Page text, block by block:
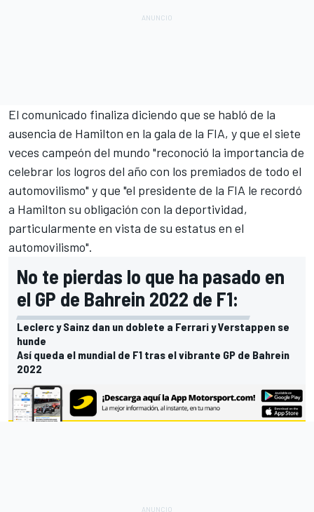
El comunicado finaliza diciendo que se habló de la
ausencia de Hamilton en la gala de la FIA, y que el siete
veces campeón del mundo "reconoció la importancia de
celebrar los logros del año con los premiados de todo el
automovilismo" y que "el presidente de la FIA le recordó
a Hamilton su obligación con la deportividad,
particularmente en vista de su estatus en el
automovilismo".
No te pierdas lo que ha pasado en
el GP de Bahrein 2022 de F1:
Leclerc y Sainz dan un doblete a Ferrari y Verstappen se
hunde
Así queda el mundial de F1 tras el vibrante GP de Bahrein
2022